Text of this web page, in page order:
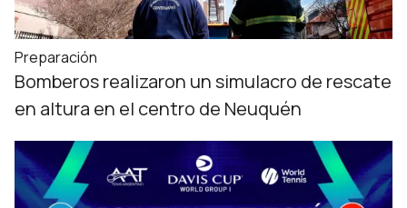
Preparación
Bomberos realizaron un simulacro de rescate
en altura en el centro de Neuquén